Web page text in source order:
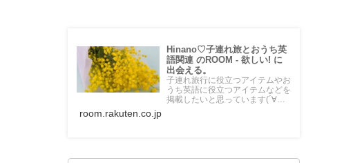
Hinano♡子連れ旅とおうち英
語関連 のROOM - 欲しい! に
出会える。
子連れ旅行に役立つアイテムやお
うち英語に役立つアイテムなどを
掲載したいと思っています(´∀｀
がよろしくお願いします✴︎
room.rakuten.co.jp